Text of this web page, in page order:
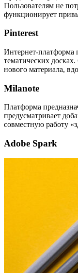
Пользователям не
функционирует
Pinterest
Интернет-платформа
тематических
нового материала,
Milanote
Платформа
предусматривает
совместную работу
Adobe Spark